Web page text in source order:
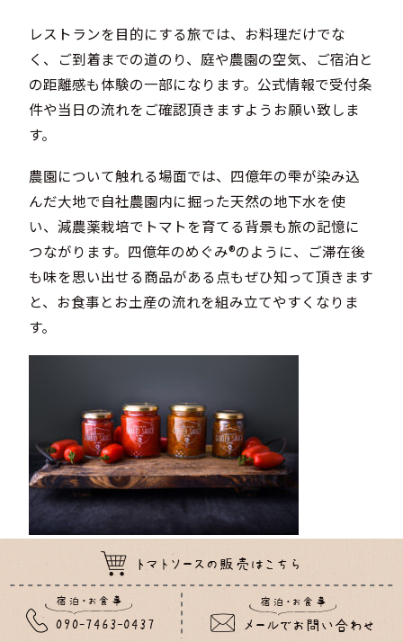
レストランを目的にする旅では、お料理だけでな
く、ご到着までの道のり、庭や農園の空気、ご宿泊と
の距離感も体験の一部になります。公式情報で受付条
件や当日の流れをご確認頂きますようお願い致しま
す。
農園について触れる場面では、四億年の雫が染み込
んだ大地で自社農園内に掘った天然の地下水を使
い、減農薬栽培でトマトを育てる背景も旅の記憶に
つながります。四億年のめぐみ®のように、ご滞在後
も味を思い出せる商品がある点もぜひ知って頂きます
と、お食事とお土産の流れを組み立てやすくなりま
す。
※写真はお持ち帰り可能なソースになります
SECTION 03